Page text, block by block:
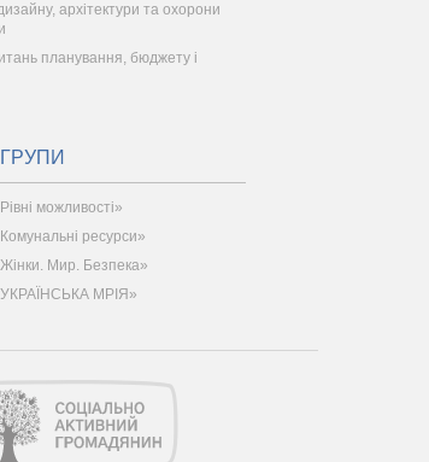
архітектури та охорони
планування, бюджету і
можливості»
ресурси»
Мир. Безпека»
МРІЯ»